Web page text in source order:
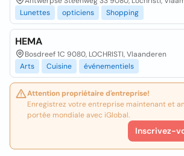
Lunettes
opticiens Shopping
HEMA
Bosdreef 1C 9080, LOCHRISTI, Vlaanderen
Arts
Cuisine événementiels
Attention propriétaire d'entreprise!
Enregistrez votre entreprise maintenant et
portée mondiale avec iGlobal.
Inscrivez-